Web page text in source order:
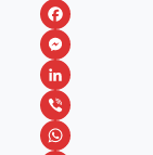
F
a
c
e
M
e
s
L
iV